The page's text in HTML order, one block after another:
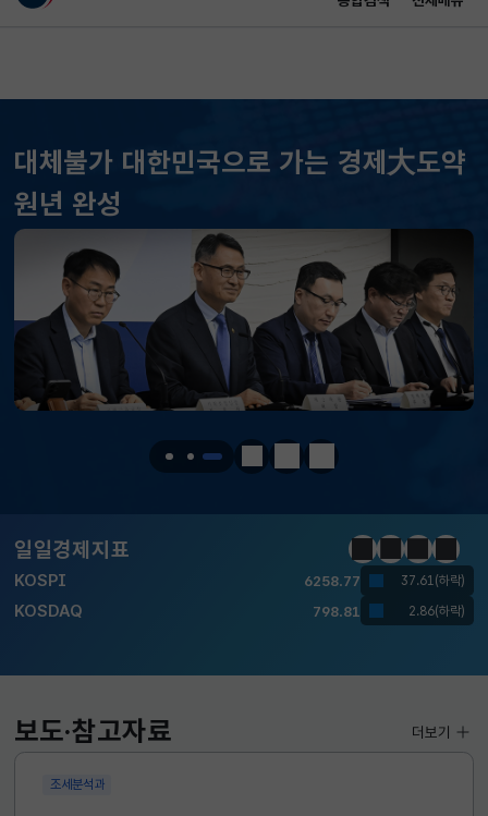
대체불가 대한민국으로 가는 경제大도약
원년 완성
정지 이전 다음
일일경제지표
KOSPI 6258.77 37.61(하락)
KOSDAQ 798.81 2.86(하락)
국고채(3년) 3.746 0.004(상승)
달러-원 1417.7000 6.1000(하락)
국고채(3년) 3.746 0.004(상승)
달러-원 1417.7000 6.1000(하락)
KOSPI
국고채(3년)
정지이전다음일일경
보도·참고자료
조세분석과
더보기